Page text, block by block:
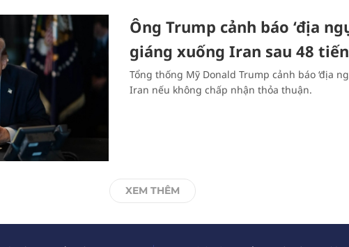
Ông Trump cảnh báo ‘địa
giáng xuống Iran sau 48
Tổng thống Mỹ Donald Trump cảnh báo ‘địa
Iran nếu không chấp nhận thỏa thuận.
XEM THÊM